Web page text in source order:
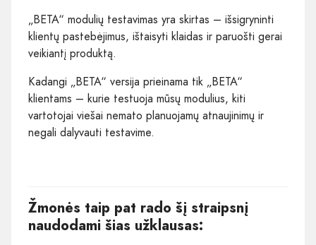
„BETA“ modulių testavimas yra skirtas – išsigryninti
klientų pastebėjimus, ištaisyti klaidas ir paruošti gerai
veikiantį produktą.
Kadangi „BETA“ versija prieinama tik „BETA“
klientams – kurie testuoja mūsų modulius, kiti
vartotojai viešai nemato planuojamų atnaujinimų ir
negali dalyvauti testavime.
Žmonės taip pat rado šį straipsnį
naudodami šias užklausas: